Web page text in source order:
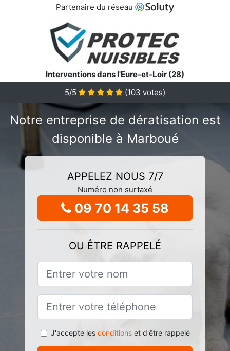
Partenaire du réseau
Interventions dans l'Eure-et-Loir (28)
5/5
(103 votes)
Notre entreprise de dératisation est
disponible à Marboué
APPELEZ NOUS 7/7
Numéro non surtaxé
09 70 14 35 58
OU ÊTRE RAPPELÉ
J'accepte les conditionset d'être rappelé